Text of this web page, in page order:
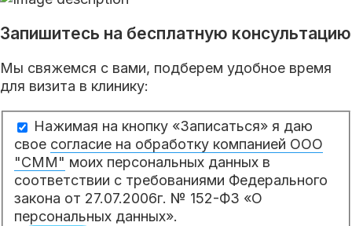
Запишитесь на бесплатную консультацию
Мы свяжемся с вами, подберем удобное время
для визита в клинику:
Нажимая на кнопку «Записаться» я даю
свое согласие на обработку компанией ООО
"СММ" моих персональных данных в
соответствии с требованиями Федерального
закона от 27.07.2006г. № 152-ФЗ «О
персональных данных».